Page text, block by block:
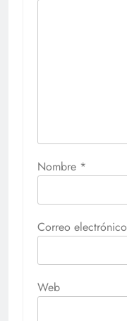
Nombre *
Correo electrónico
Web